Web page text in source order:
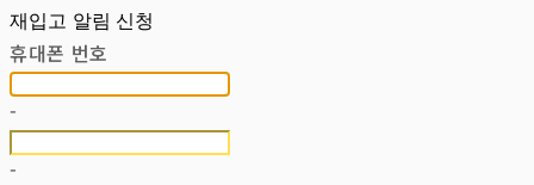
재입고 알림 신청
휴대폰 번호
-
-